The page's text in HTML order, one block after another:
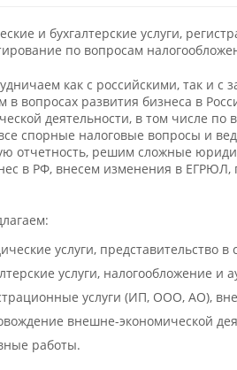
и бухгалтерские услуги,
по вопросам
как с российскими, так и с
в вопросах развития бизнеса в
деятельности, в том числе
спорные налоговые вопросы и
отчетность, решим сложные
в РФ, внесем изменения в
услуги, представительство в
услуги, налогообложение и
услуги (ИП, ООО, АО),
внешне-экономической
работы.